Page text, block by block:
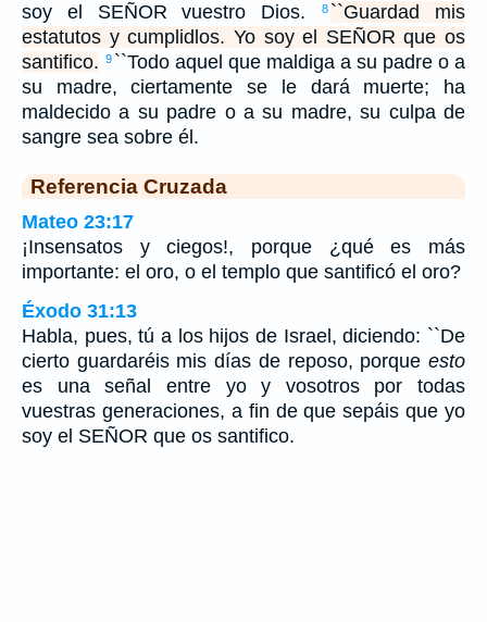
soy el SEÑOR vuestro Dios.
8 ``Guardad mis
estatutos y cumplidlos. Yo soy el SEÑOR que os
santifico. 9 ``Todo aquel que maldiga a su padre o a
su madre, ciertamente se le dará muerte; ha
maldecido a su padre o a su madre, su culpa de
sangre sea sobre él.
Referencia Cruzada
Mateo 23:17
¡Insensatos y ciegos!, porque ¿qué es más
importante: el oro, o el templo que santificó el oro?
Éxodo 31:13
Habla, pues, tú a los hijos de Israel, diciendo: ``De
cierto guardaréis mis días de reposo, porque esto
es una señal entre yo y vosotros por todas
vuestras generaciones, a fin de que sepáis que yo
soy el SEÑOR que os santifico.